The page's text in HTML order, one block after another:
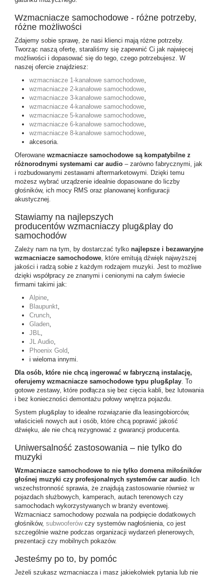
Wzmacniacze samochodowe - różne potrzeby,
różne możliwości
Zdajemy sobie sprawę, że nasi klienci mają różne potrzeby.
Tworząc naszą ofertę, staraliśmy się zapewnić Ci jak najwięcej
możliwości i dopasować się do tego, czego potrzebujesz. W
naszej ofercie znajdziesz:
wzmacniacze 1-kanałowe samochodowe,
wzmacniacze 2-kanałowe samochodowe,
wzmacniacze 3-kanałowe samochodowe,
wzmacniacze 4-kanałowe samochodowe,
wzmacniacze 5-kanałowe samochodowe,
wzmacniacze 6-kanałowe samochodowe,
wzmacniacze 8-kanałowe samochodowe,
akcesoria.
Oferowane wzmacniacze samochodowe są kompatybilne z
różnorodnymi systemami car audio – zarówno fabrycznymi, jak
i rozbudowanymi zestawami aftermarketowymi. Dzięki temu
możesz wybrać urządzenie idealnie dopasowane do liczby
głośników, ich mocy RMS oraz planowanej konfiguracji
akustycznej.
Stawiamy na najlepszych
producentów wzmacniaczy plug&play do
samochodów
Zależy nam na tym, by dostarczać tylko najlepsze i bezawaryjne
wzmacniacze samochodowe, które emitują dźwięk najwyższej
jakości i radzą sobie z każdym rodzajem muzyki. Jest to możliwe
dzięki współpracy ze znanymi i cenionymi na całym świecie
firmami takimi jak:
Alpine,
Blaupunkt,
Crunch,
Gladen,
JBL,
JL Audio,
Phoenix Gold,
i wieloma innymi.
Dla osób, które nie chcą ingerować w fabryczną instalację,
oferujemy wzmacniacze samochodowe typu plug&play. To
gotowe zestawy, które podłącza się bez cięcia kabli, bez lutowania
i bez konieczności demontażu połowy wnętrza pojazdu.
System plug&play to idealne rozwiązanie dla leasingobiorców,
właścicieli nowych aut i osób, które chcą poprawić jakość
dźwięku, ale nie chcą rezygnować z gwarancji producenta.
Uniwersalność zastosowania – nie tylko do
muzyki
Wzmacniacze samochodowe to nie tylko domena miłośników
głośnej muzyki czy profesjonalnych systemów car audio. Ich
wszechstronność sprawia, że znajdują zastosowanie również w
pojazdach służbowych, kamperach, autach terenowych czy
samochodach wykorzystywanych w branży eventowej.
Wzmacniacz samochodowy pozwala na podpięcie dodatkowych
głośników, subwooferówczy systemów nagłośnienia, co jest
szczególnie ważne podczas organizacji wydarzeń plenerowych,
prezentacji czy mobilnych pokazów.
Jesteśmy po to, by pomóc
Jeżeli szukasz wzmacniacza i masz jakiekolwiek pytania lub nie